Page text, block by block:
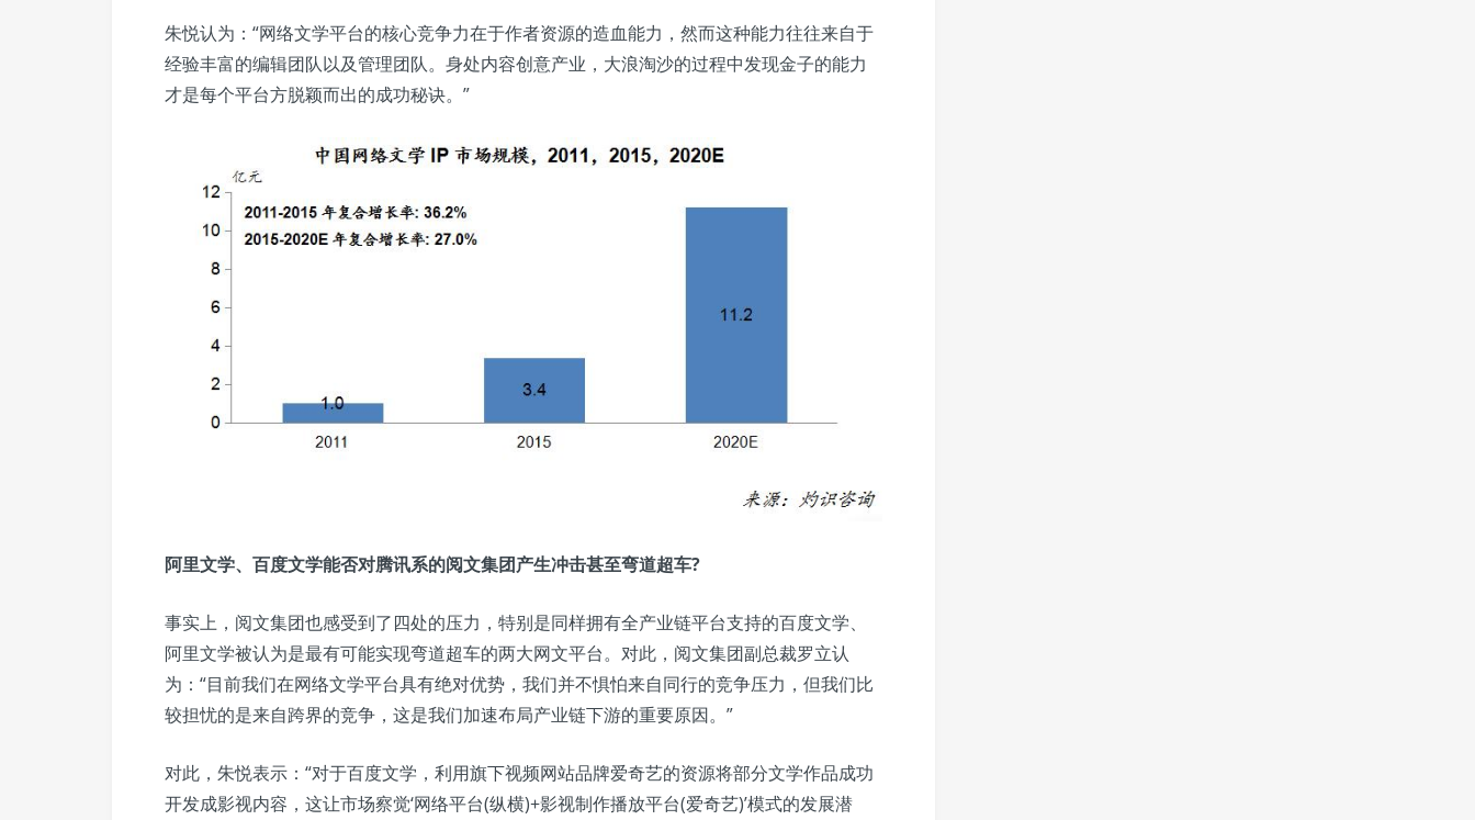
朱悦认为：“网络文学平台的核心竞争力在于作者资源的造血能力，然而这种能力往往来自于
经验丰富的编辑团队以及管理团队。身处内容创意产业，大浪淘沙的过程中发现金子的能力
才是每个平台方脱颖而出的成功秘诀。”
阿里文学、百度文学能否对腾讯系的阅文集团产生冲击甚至弯道超车?
事实上，阅文集团也感受到了四处的压力，特别是同样拥有全产业链平台支持的百度文学、
阿里文学被认为是最有可能实现弯道超车的两大网文平台。对此，阅文集团副总裁罗立认
为：“目前我们在网络文学平台具有绝对优势，我们并不惧怕来自同行的竞争压力，但我们比
较担忧的是来自跨界的竞争，这是我们加速布局产业链下游的重要原因。”
对此，朱悦表示：“对于百度文学，利用旗下视频网站品牌爱奇艺的资源将部分文学作品成功
开发成影视内容，这让市场察觉‘网络平台(纵横)+影视制作播放平台(爱奇艺)’模式的发展潜